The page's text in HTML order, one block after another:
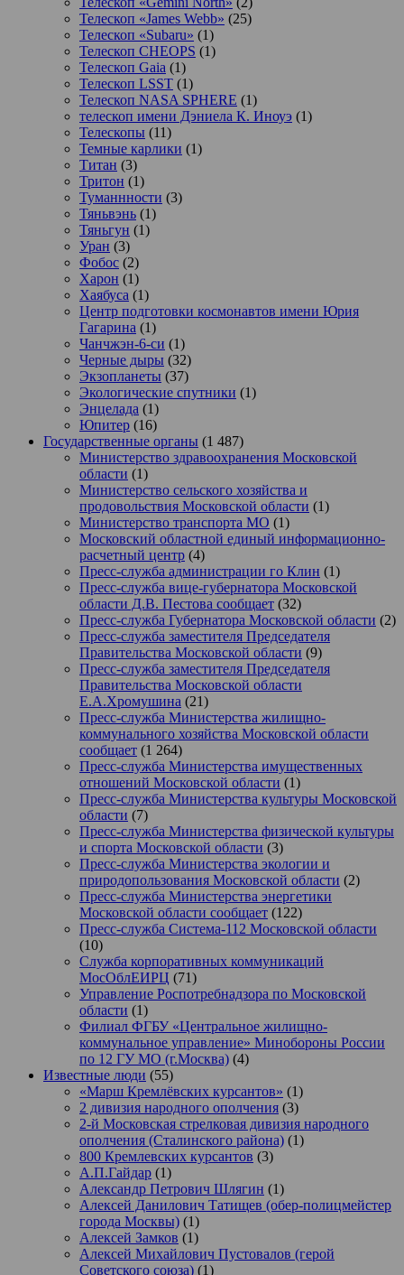
Телескоп «James Webb» (25)
Телескоп «Subaru» (1)
Телескоп CHEOPS (1)
Телескоп Gaia (1)
Телескоп LSST (1)
Телескоп NASA SPHERE (1)
телескоп имени Дэниела К. Иноуэ (1)
Телескопы (11)
Темные карлики (1)
Титан (3)
Тритон (1)
Туманнности (3)
Тяньвэнь (1)
Тяньгун (1)
Уран (3)
Фобос (2)
Харон (1)
Хаябуса (1)
Центр подготовки космонавтов имени Юрия
Гагарина (1)
Чанчжэн-6-си (1)
Черные дыры (32)
Экзопланеты (37)
Экологические спутники (1)
Энцелада (1)
Юпитер (16)
Государственные органы (1 487)
Министерство здравоохранения Московской
области (1)
Министерство сельского хозяйства и
продовольствия Московской области (1)
Министерство транспорта МО (1)
Московский областной единый информационно-
расчетный центр (4)
Пресс-служба администрации го Клин (1)
Пресс-служба вице-губернатора Московской
области Д.В. Пестова сообщает (32)
Пресс-служба Губернатора Московской области (2)
Пресс-служба заместителя Председателя
Правительства Московской области (9)
Пресс-служба заместителя Председателя
Правительства Московской области
Е.А.Хромушина (21)
Пресс-служба Министерства жилищно-
коммунального хозяйства Московской области
сообщает (1 264)
Пресс-служба Министерства имущественных
отношений Московской области (1)
Пресс-служба Министерства культуры Московской
области (7)
Пресс-служба Министерства физической культуры
и спорта Московской области (3)
Пресс-служба Министерства экологии и
природопользования Московской области (2)
Пресс-служба Министерства энергетики
Московской области сообщает (122)
Пресс-служба Система-112 Московской области
(10)
Служба корпоративных коммуникаций
МосОблЕИРЦ (71)
Управление Роспотребнадзора по Московской
области (1)
Филиал ФГБУ «Центральное жилищно-
коммунальное управление» Минобороны России
по 12 ГУ МО (г.Москва) (4)
Известные люди (55)
«Марш Кремлёвских курсантов» (1)
2 дивизия народного ополчения (3)
2-й Московская стрелковая дивизия народного
ополчения (Сталинского района) (1)
800 Кремлевских курсантов (3)
А.П.Гайдар (1)
Александр Петрович Шлягин (1)
Алексей Данилович Татищев (обер-полицмейстер
города Москвы) (1)
Алексей Замков (1)
Алексей Михайлович Пустовалов (герой
Советского союза) (1)